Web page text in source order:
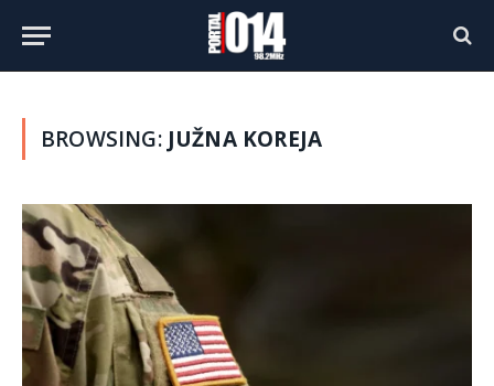
BROWSING: JUŽNA KOREJA